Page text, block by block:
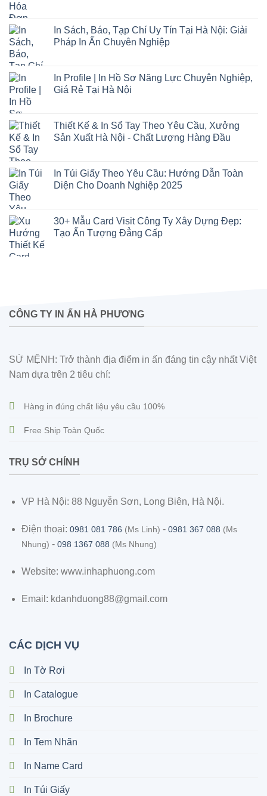
In Sách, Báo, Tạp Chí Uy Tín Tại Hà Nội: Giải
Pháp In Ấn Chuyên Nghiệp
In Profile | In Hồ Sơ Năng Lực Chuyên Nghiệp,
Giá Rẻ Tại Hà Nội
Thiết Kế & In Sổ Tay Theo Yêu Cầu, Xưởng
Sản Xuất Hà Nội - Chất Lượng Hàng Đầu
In Túi Giấy Theo Yêu Cầu: Hướng Dẫn Toàn
Diện Cho Doanh Nghiệp 2025
30+ Mẫu Card Visit Công Ty Xây Dựng Đẹp:
Tạo Ấn Tượng Đẳng Cấp
CÔNG TY IN ẤN HÀ PHƯƠNG
SỨ MỆNH: Trở thành địa điểm in ấn đáng tin cậy nhất Việt
Nam dựa trên 2 tiêu chí:
Hàng in đúng chất liệu yêu cầu 100%
Free Ship Toàn Quốc
TRỤ SỞ CHÍNH
VP Hà Nội: 88 Nguyễn Sơn, Long Biên, Hà Nội.
Điện thoại: 0981 081 786 (Ms Linh) - 0981 367 088 (Ms
Nhung) - 098 1367 088 (Ms Nhung)
Website: www.inhaphuong.com
Email: kdanhduong88@gmail.com
CÁC DỊCH VỤ
In Tờ Rơi
In Catalogue
In Brochure
In Tem Nhãn
In Name Card
In Túi Giấy